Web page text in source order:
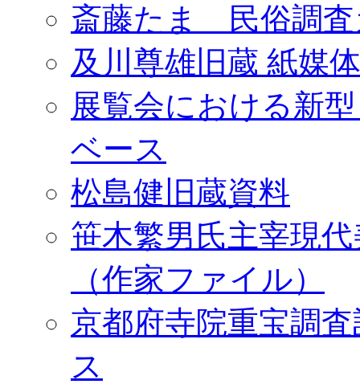
斎藤たま 民俗調査
及川尊雄旧蔵 紙媒
展覧会における新
ベース
松島健旧蔵資料
笹木繁男氏主宰現
（作家ファイル）
京都府寺院重宝調
ス